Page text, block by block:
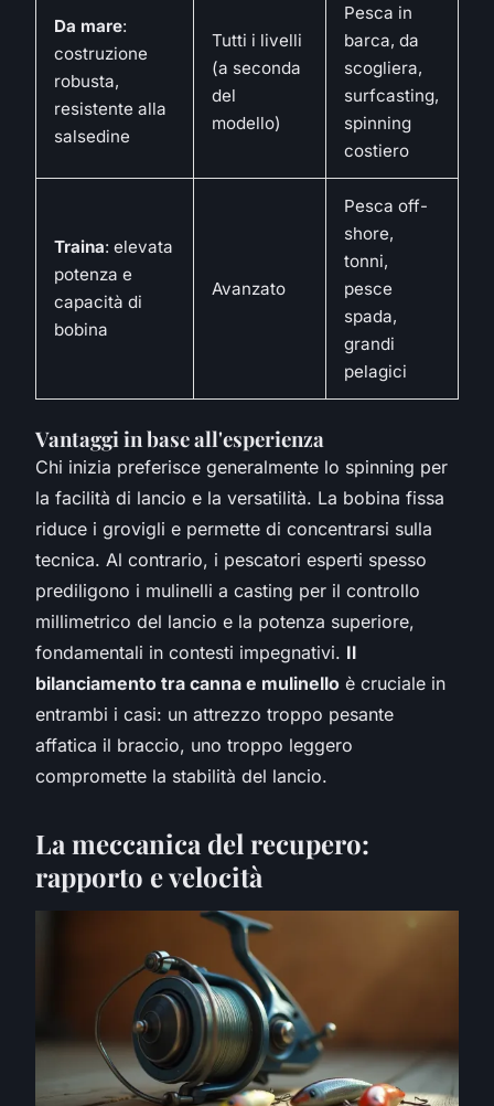
Da mare:
costruzione
robusta,
resistente alla
salsedine
Tutti i livelli
(a seconda
del
modello)
Pesca in
barca, da
scogliera,
surfcasting,
spinning
costiero
Traina: elevata
potenza e
capacità di
bobina
Avanzato
Pesca off-
shore,
tonni,
pesce
spada,
grandi
pelagici
Vantaggi in base all'esperienza
Chi inizia preferisce generalmente lo spinning per
la facilità di lancio e la versatilità. La bobina fissa
riduce i grovigli e permette di concentrarsi sulla
tecnica. Al contrario, i pescatori esperti spesso
prediligono i mulinelli a casting per il controllo
millimetrico del lancio e la potenza superiore,
fondamentali in contesti impegnativi. Il
bilanciamento tra canna e mulinello è cruciale in
entrambi i casi: un attrezzo troppo pesante
affatica il braccio, uno troppo leggero
compromette la stabilità del lancio.
La meccanica del recupero:
rapporto e velocità